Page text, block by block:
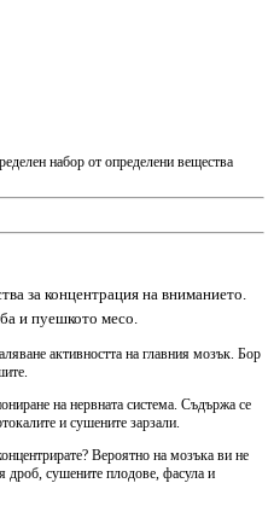
набор от определени вещества
за концентрация на вниманието.
и пуешкото месо.
активността на главния мозък. Бор
на нервната система. Съдържа се
и сушените зарзали.
Вероятно на мозъка ви не
дроб, сушените плодове, фасула и